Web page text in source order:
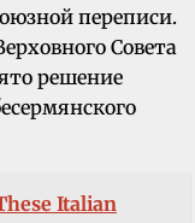
переписи.
Совета
решение
Italian